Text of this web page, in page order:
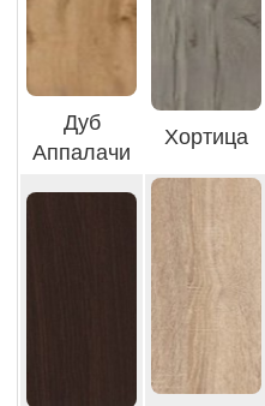
Дуб
Аппалачи
Хортица